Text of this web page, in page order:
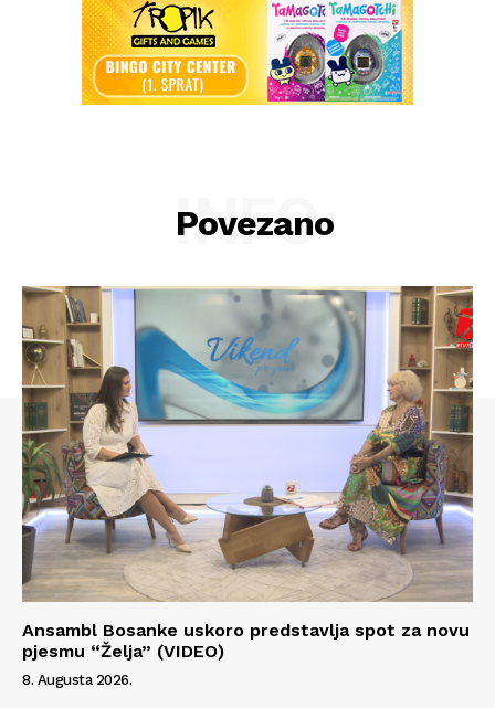
Info
O nama
Kontakt
Impressum
Povezano
INFO
Ansambl Bosanke uskoro predstavlja spot za novu
pjesmu “Želja” (VIDEO)
8. Augusta 2026.